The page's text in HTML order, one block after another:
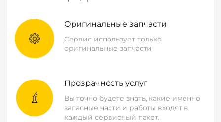
Оригинальные запчасти
Сервис использует только
оригинальные запчасти
Прозрачность услуг
Вы точно будете знать, какие именно
запасные части и работы входят в
каждый сервисный пакет.